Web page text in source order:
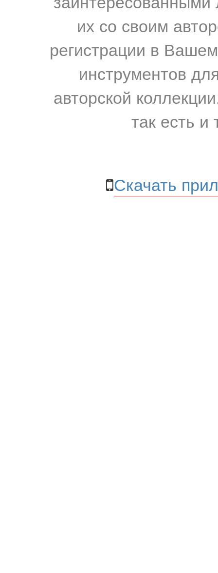
их со своим
регистрации в
инструментов
авторской
так есть и
Скачать